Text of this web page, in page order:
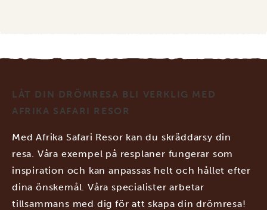
LÅT DIN DRÖMRESA BLI VERKLIG MED
AFRIKA SAFARI RESOR
Med Afrika Safari Resor kan du skräddarsy din
resa. Våra exempel på resplaner fungerar som
inspiration och kan anpassas helt och hållet efter
dina önskemål. Våra specialister arbetar
tillsammans med dig för att skapa din drömresa!